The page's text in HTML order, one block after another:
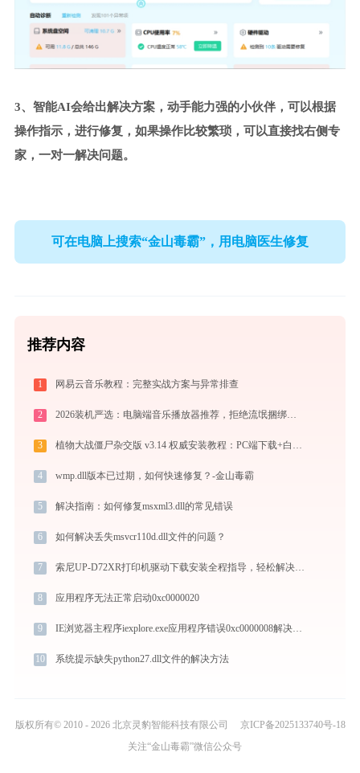
3、智能AI会给出解决方案，动手能力强的小伙伴，可以根据
操作指示，进行修复，如果操作比较繁琐，可以直接找右侧专
家，一对一解决问题。
可在电脑上搜索“金山毒霸”，用电脑医生修复
推荐内容
1 网易云音乐教程：完整实战方案与异常排查
2 2026装机严选：电脑端音乐播放器推荐，拒绝流氓捆绑，还原极致无损心流音质
3 植物大战僵尸杂交版 v3.14 权威安装教程：PC端下载+白屏闪退完美解决
4 wmp.dll版本已过期，如何快速修复？-金山毒霸
5 解决指南：如何修复msxml3.dll的常见错误
6 如何解决丢失msvcr110d.dll文件的问题？
7 索尼UP-D72XR打印机驱动下载安装全程指导，轻松解决打印问题
8 应用程序无法正常启动0xc0000020
9 IE浏览器主程序iexplore.exe应用程序错误0xc0000008解决方法
10 系统提示缺失python27.dll文件的解决方法
版权所有© 2010 - 2026 北京灵豹智能科技有限公司
京ICP备2025133740号-18
关注“金山毒霸”微信公众号